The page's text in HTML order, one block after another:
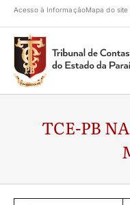
Acesso à InformaçãoMapa do site
TCE-PB